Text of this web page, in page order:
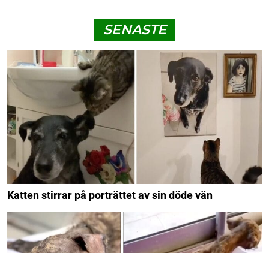
SENASTE
Katten stirrar på porträttet av sin döde vän